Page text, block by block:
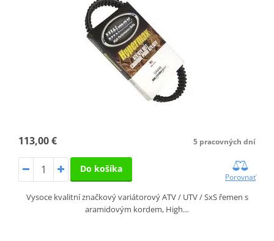
113,00 € 5 pracovných dní
Do košíka
Porovnať
Vysoce kvalitní značkový variátorový ATV / UTV / SxS řemen s
aramidovým kordem, High…